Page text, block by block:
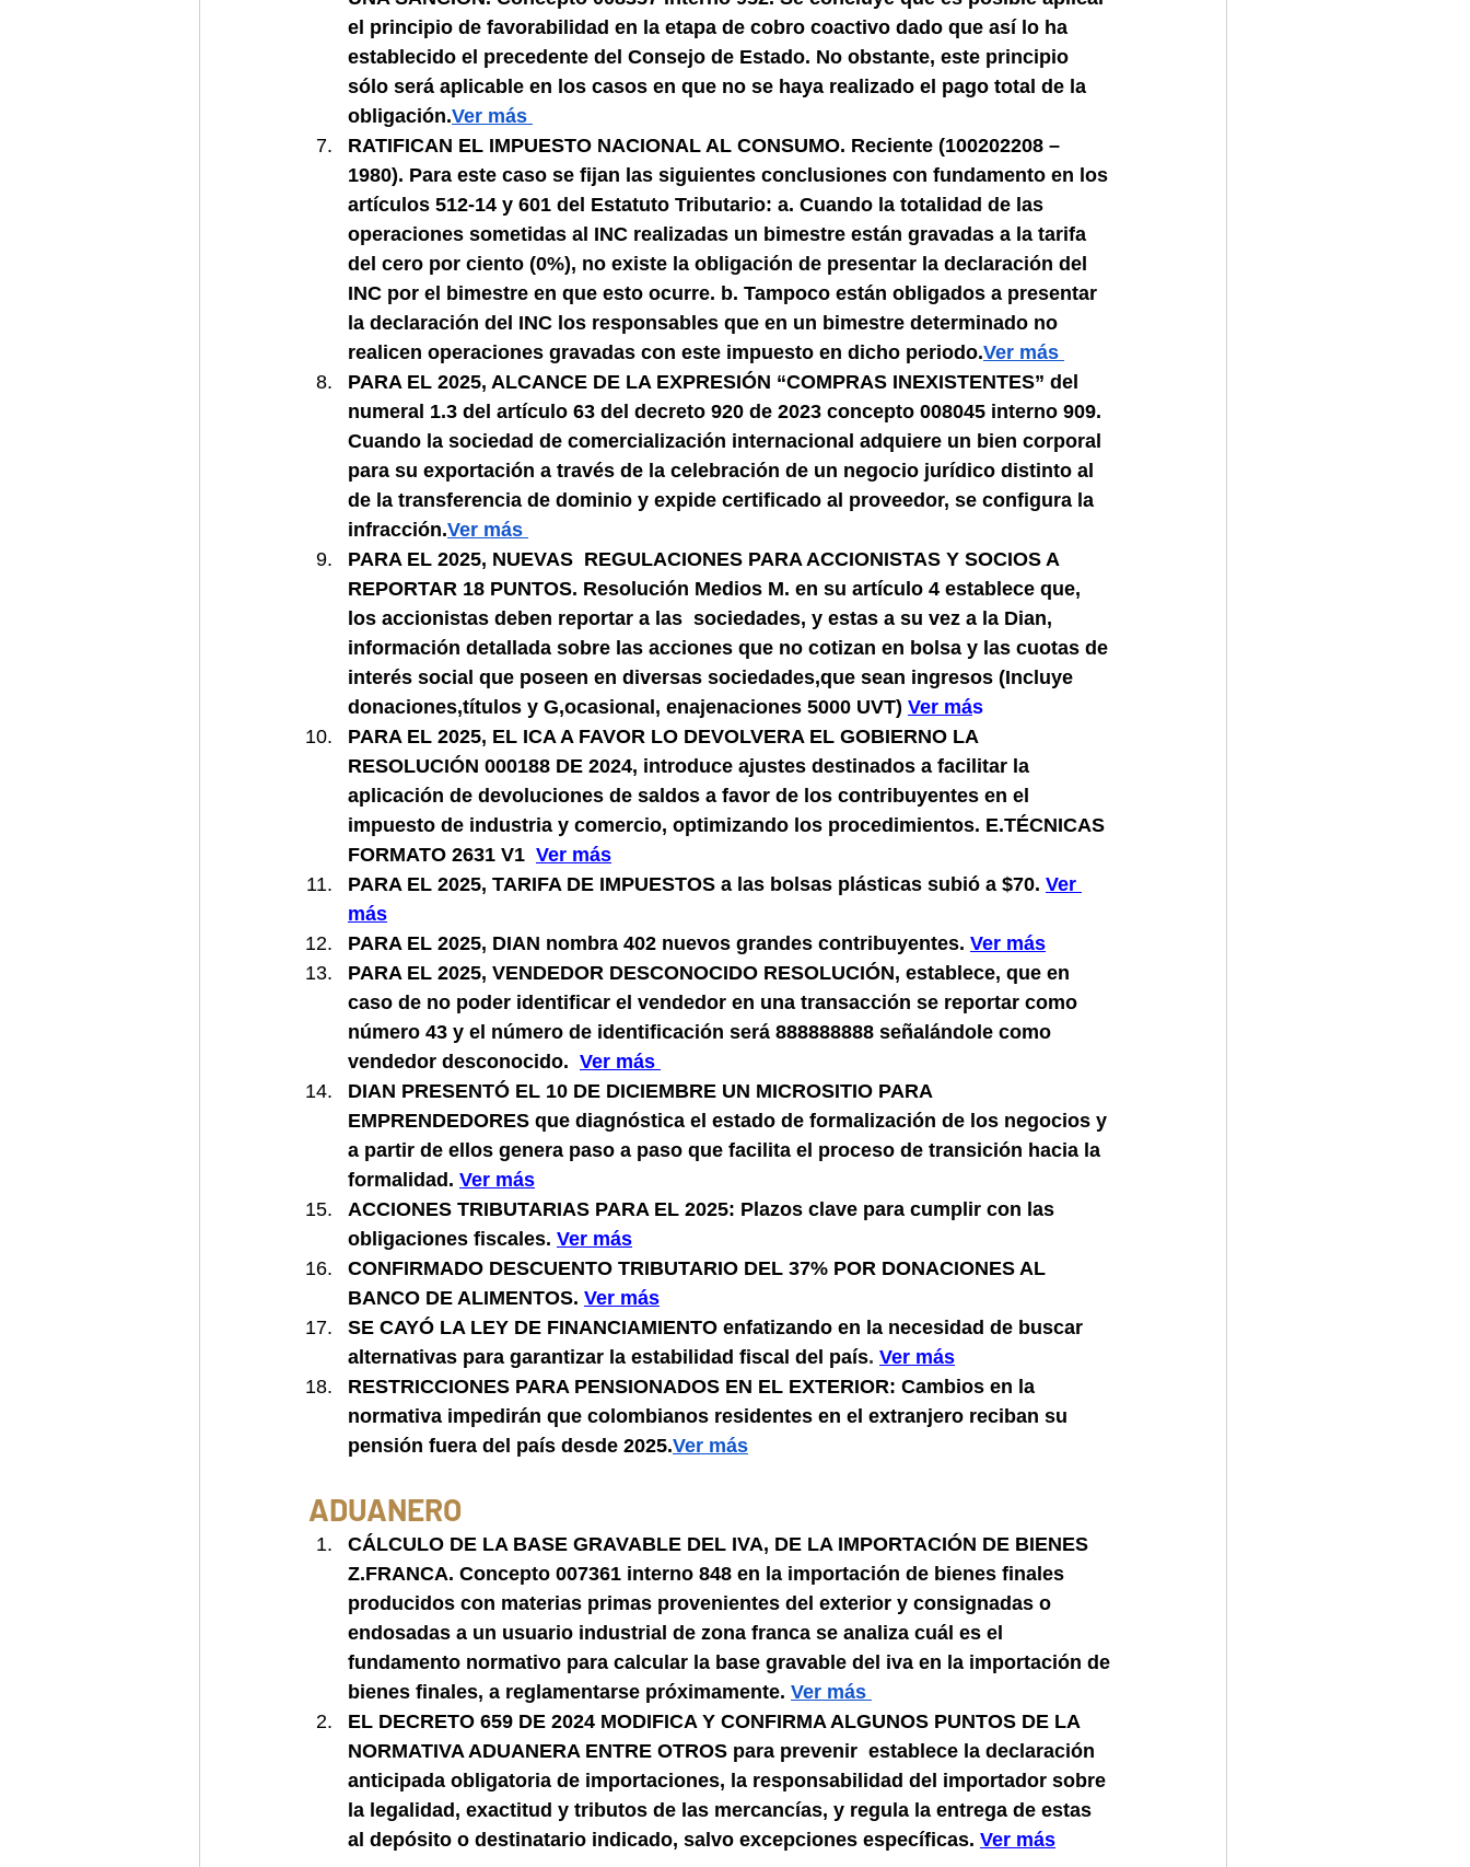
el principio de favorabilidad en la etapa de cobro coactivo dado que así lo ha
establecido el precedente del Consejo de Estado. No obstante, este principio
sólo será aplicable en los casos en que no se haya realizado el pago total de la
obligación.Ver más
RATIFICAN EL IMPUESTO NACIONAL AL CONSUMO. Reciente (100202208 –
1980). Para este caso se fijan las siguientes conclusiones con fundamento en los
artículos 512-14 y 601 del Estatuto Tributario: a. Cuando la totalidad de las
operaciones sometidas al INC realizadas un bimestre están gravadas a la tarifa
del cero por ciento (0%), no existe la obligación de presentar la declaración del
INC por el bimestre en que esto ocurre. b. Tampoco están obligados a presentar
la declaración del INC los responsables que en un bimestre determinado no
realicen operaciones gravadas con este impuesto en dicho periodo.Ver más
PARA EL 2025, ALCANCE DE LA EXPRESIÓN “COMPRAS INEXISTENTES” del
numeral 1.3 del artículo 63 del decreto 920 de 2023 concepto 008045 interno 909.
Cuando la sociedad de comercialización internacional adquiere un bien corporal
para su exportación a través de la celebración de un negocio jurídico distinto al
de la transferencia de dominio y expide certificado al proveedor, se configura la
infracción.Ver más
PARA EL 2025, NUEVAS  REGULACIONES PARA ACCIONISTAS Y SOCIOS A
REPORTAR 18 PUNTOS. Resolución Medios M. en su artículo 4 establece que,
los accionistas deben reportar a las  sociedades, y estas a su vez a la Dian,
información detallada sobre las acciones que no cotizan en bolsa y las cuotas de
interés social que poseen en diversas sociedades,que sean ingresos (Incluye
donaciones,títulos y G,ocasional, enajenaciones 5000 UVT) Ver más
PARA EL 2025, EL ICA A FAVOR LO DEVOLVERA EL GOBIERNO LA
RESOLUCIÓN 000188 DE 2024, introduce ajustes destinados a facilitar la
aplicación de devoluciones de saldos a favor de los contribuyentes en el
impuesto de industria y comercio, optimizando los procedimientos. E.TÉCNICAS
FORMATO 2631 V1 Ver más
PARA EL 2025, TARIFA DE IMPUESTOS a las bolsas plásticas subió a $70. Ver
más
PARA EL 2025, DIAN nombra 402 nuevos grandes contribuyentes. Ver más
PARA EL 2025, VENDEDOR ‎DESCONOCIDO RESOLUCIÓN, establece, que en
caso de no poder identificar el vendedor en una transacción se reportar como
número 43 y el número de identificación será 888888888 señalándole como
vendedor ‎desconocido. Ver más
DIAN PRESENTÓ EL 10 DE DICIEMBRE UN MICROSITIO PARA
EMPRENDEDORES que diagnóstica el estado de formalización de los negocios y
a partir de ellos genera paso a paso que facilita el proceso de transición hacia la
formalidad. Ver más
ACCIONES TRIBUTARIAS PARA EL 2025: Plazos clave para cumplir con las
obligaciones fiscales. Ver más
CONFIRMADO DESCUENTO TRIBUTARIO DEL 37% POR DONACIONES AL
BANCO DE ALIMENTOS. Ver más
SE CAYÓ LA LEY DE FINANCIAMIENTO enfatizando en la necesidad de buscar
alternativas para garantizar la estabilidad fiscal del país. Ver más
RESTRICCIONES PARA PENSIONADOS EN EL EXTERIOR: Cambios en la
normativa impedirán que colombianos residentes en el extranjero reciban su
pensión fuera del país desde 2025.Ver más
ADUANERO
CÁLCULO DE LA BASE GRAVABLE DEL IVA, DE LA IMPORTACIÓN DE BIENES
Z.FRANCA. Concepto 007361 interno 848 en la importación de bienes finales
producidos con materias primas provenientes del exterior y consignadas o
endosadas a un usuario industrial de zona franca se analiza cuál es el
fundamento normativo para calcular la base gravable del iva en la importación de
bienes finales, a reglamentarse próximamente. Ver más
EL DECRETO 659 DE 2024 MODIFICA Y CONFIRMA ALGUNOS PUNTOS DE LA
NORMATIVA ADUANERA ENTRE OTROS para prevenir  establece la declaración
anticipada obligatoria de importaciones, la responsabilidad del importador sobre
la legalidad, exactitud y tributos de las mercancías, y regula la entrega de estas
al depósito o destinatario indicado, salvo excepciones específicas. Ver más